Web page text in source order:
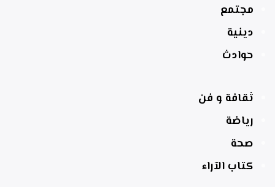
مجتمع
دينية
حوادث
ثقافة و فن
رياضة
صحة
كتاب الآراء